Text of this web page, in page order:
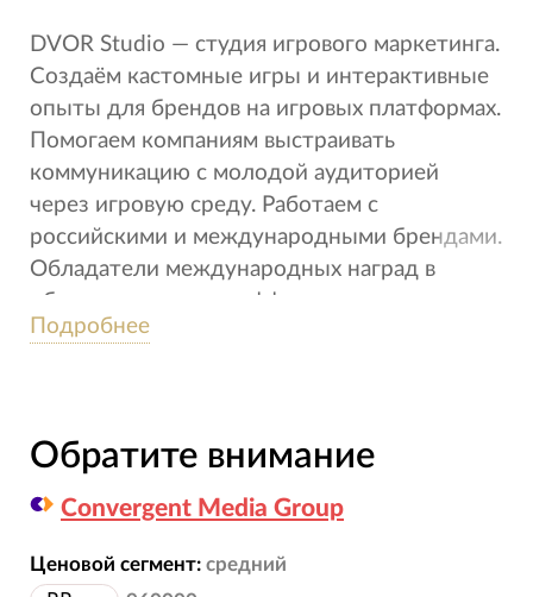
DVOR Studio — студия игрового маркетинга.
Создаём кастомные игры и интерактивные
опыты для брендов на игровых платформах.
Помогаем компаниям выстраивать
коммуникацию с молодой аудиторией
через игровую среду. Работаем с
российскими и международными брендами.
Обладатели международных наград в
области креатива и эффективности, включая
Effie, Silver Mercury, Proxima, Red Apple.
Подробнее
Обратите внимание
Convergent Media Group
Ценовой сегмент: средний